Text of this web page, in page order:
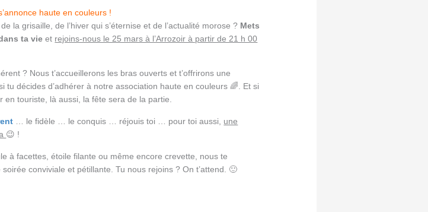
haute en couleurs !
la grisaille, de l’hiver qui s’éternise et de l’actualité morose ? Mets
ta vie et rejoins-nous le 25 mars à l’Arrozoir à partir de 21 h 00
? Nous t’accueillerons les bras ouverts et t’offrirons une
tu décides d’adhérer à notre association haute en couleurs 🌈. Et si
en touriste, là aussi, la fête sera de la partie.
… le fidèle … le conquis … réjouis toi … pour toi aussi, une
😉 !
à facettes, étoile filante ou même encore crevette, nous te
conviviale et pétillante. Tu nous rejoins ? On t’attend. 🙂